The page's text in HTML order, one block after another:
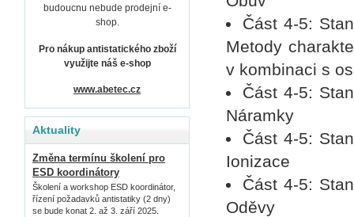
Část 4-5:
Metody
v kombinaci s
Část 4-5:
Náramky
Část 4-5:
Ionizace
Část 4-5:
Oděvy
budoucnu nebude prodejní e-
shop.
Pro nákup antistatického zboží
využijte náš e-shop
www.abetec.cz
Aktuality
Změna termínu školení pro
ESD koordinátory
Školení a workshop ESD koordinátor,
řízení požadavků antistatiky (2 dny)
se bude konat 2. až 3. září 2025.